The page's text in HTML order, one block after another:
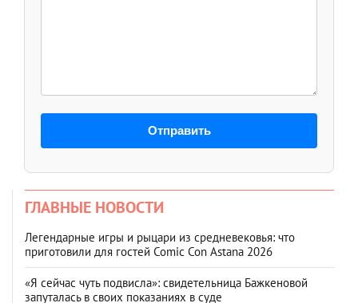
Отправить
ГЛАВНЫЕ НОВОСТИ
Легендарные игры и рыцари из средневековья: что
приготовили для гостей Comic Con Astana 2026
«Я сейчас чуть подвисла»: свидетельница Бажкеновой
запуталась в своих показаниях в суде